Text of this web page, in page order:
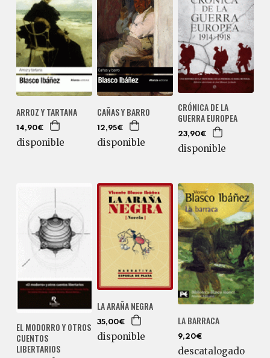
ARROZ Y TARTANA
14,90€
disponible
CAÑAS Y BARRO
12,95€
disponible
CRÓNICA DE LA
GUERRA EUROPEA
23,90€
disponible
EL MODORRO Y OTROS
CUENTOS
LIBERTARIOS
LA ARAÑA NEGRA
35,00€
disponible
LA BARRACA
9,20€
descatalogado